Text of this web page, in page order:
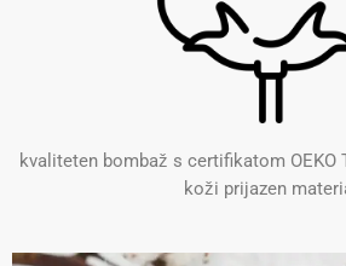
kvaliteten bombaž s certifikatom OEKO
koži prijazen